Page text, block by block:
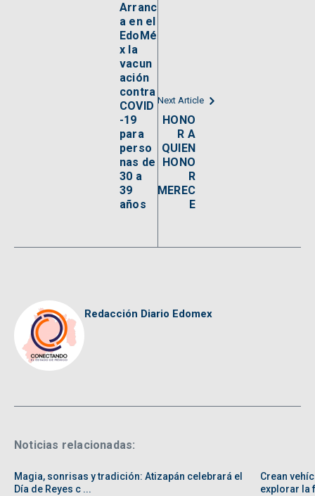
Arranc
a en el
EdoMé
x la
vacun
ación
contra
COVID
-19
para
perso
nas de
30 a
39
años
Next Article
HONO
R A
QUIEN
HONO
R
MEREC
E
Redacción Diario Edomex
Noticias relacionadas:
Magia, sonrisas y tradición: Atizapán celebrará el
Día de Reyes c ...
Crean
explorar la